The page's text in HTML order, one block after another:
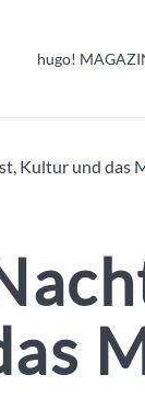
hugo!
Kultur und das